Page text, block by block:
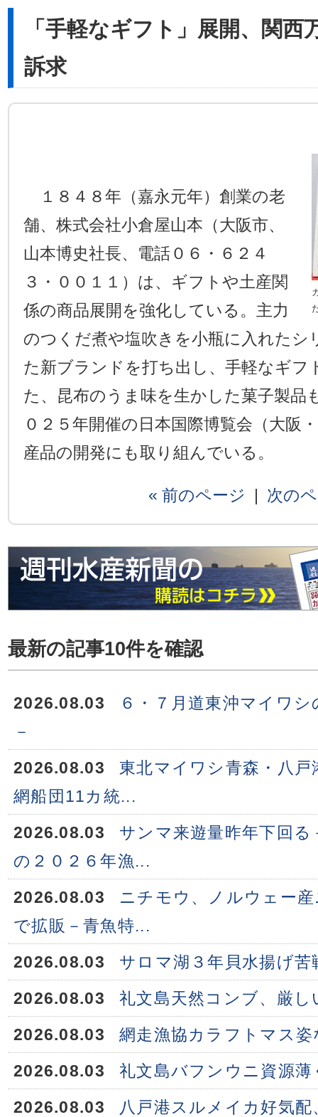
「手軽なギフト」展開、関西
訴求
１８４８年（嘉永元年）創業の老
舗、株式会社小倉屋山本（大阪市、
山本博史社長、電話０６・６２４
３・００１１）は、ギフトや土産関
係の商品展開を強化している。主力
のつくだ煮や塩吹きを小瓶に入れたシ
た新ブランドを打ち出し、手軽なギフ
た、昆布のうま味を生かした菓子製品
０２５年開催の日本国際博覧会（大阪
産品の開発にも取り組んでいる。
« 前のページ | 次の
最新の記事10件を確認
2026.08.03
６・７月道東沖マイワ
－
2026.08.03
東北マイワシ青森・八
網船団11カ統...
2026.08.03
サンマ来遊量昨年下回
の２０２６年漁...
2026.08.03
ニチモウ、ノルウェー
で拡販－青魚特...
2026.08.03
サロマ湖３年貝水揚げ苦
2026.08.03
礼文島天然コンブ、厳し
2026.08.03
網走漁協カラフトマス
2026.08.03
礼文島バフンウニ資源薄
2026.08.03
八戸港スルメイカ好気